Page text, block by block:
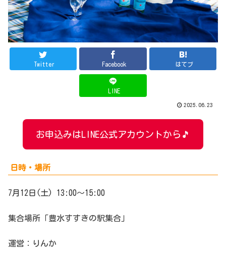
Twitter Facebook はてブ
LINE
2025.06.23
お申込みはLINE公式アカウントから🎵
日時・場所
7月12日(土) 13:00〜15:00
集合場所「豊水すすきの駅集合」
運営：りんか